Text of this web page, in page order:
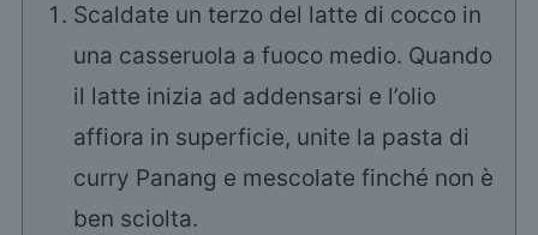
Scaldate un terzo del latte di cocco in
una casseruola a fuoco medio. Quando
il latte inizia ad addensarsi e l’olio
affiora in superficie, unite la pasta di
curry Panang e mescolate finché non è
ben sciolta.